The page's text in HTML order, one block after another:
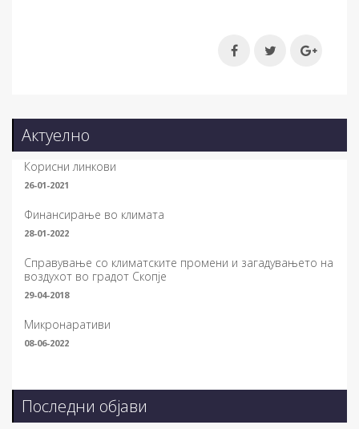
Актуелно
Корисни линкови
26-01-2021
Финансирање во климата
28-01-2022
Справување со климатските промени и загадувањето на
воздухот во градот Скопје
29-04-2018
Микронаративи
08-06-2022
Последни објави